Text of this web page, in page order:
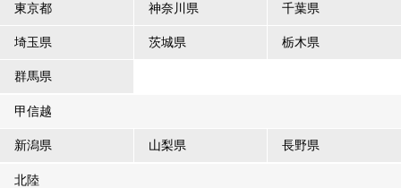
東京都 神奈川県 千葉県
埼玉県 茨城県 栃木県
群馬県
甲信越
新潟県 山梨県 長野県
北陸